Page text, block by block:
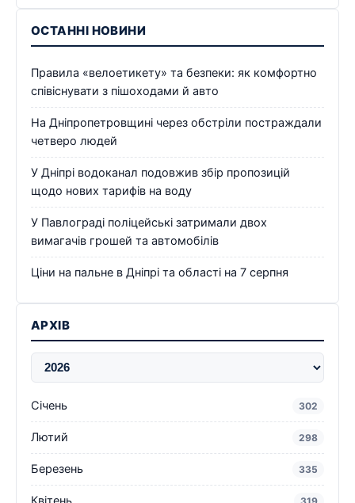
ОСТАННІ НОВИНИ
Правила «велоетикету» та безпеки: як комфортно
співіснувати з пішоходами й авто
На Дніпропетровщині через обстріли постраждали
четверо людей
У Дніпрі водоканал подовжив збір пропозицій
щодо нових тарифів на воду
У Павлограді поліцейські затримали двох
вимагачів грошей та автомобілів
Ціни на пальне в Дніпрі та області на 7 серпня
АРХІВ
Січень 302
Лютий 298
Березень 335